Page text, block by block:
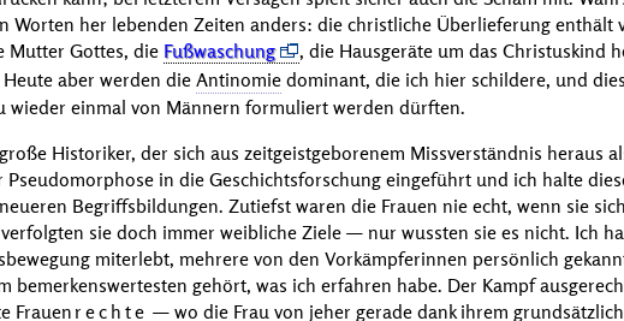
Worten her lebenden Zeiten anders: die christliche Überlieferung enthält
Mutter Gottes, die Fußwaschung
, die Hausgeräte um das Christuskind
aber werden die Antinomie dominant, die ich hier schildere, und
wieder einmal von Männern formuliert werden dürften.
Historiker, der sich aus zeitgeistgeborenem Missverständnis heraus
in die Geschichtsforschung eingeführt und ich halte
Begriffsbildungen. Zutiefst waren die Frauen nie echt, wenn sie
sie doch immer weibliche Ziele — nur wussten sie es nicht. Ich
miterlebt, mehrere von den Vorkämpferinnen persönlich
bemerkenswertesten gehört, was ich erfahren habe. Der Kampf
Frauen rechte — wo die Frau von jeher gerade dank ihrem